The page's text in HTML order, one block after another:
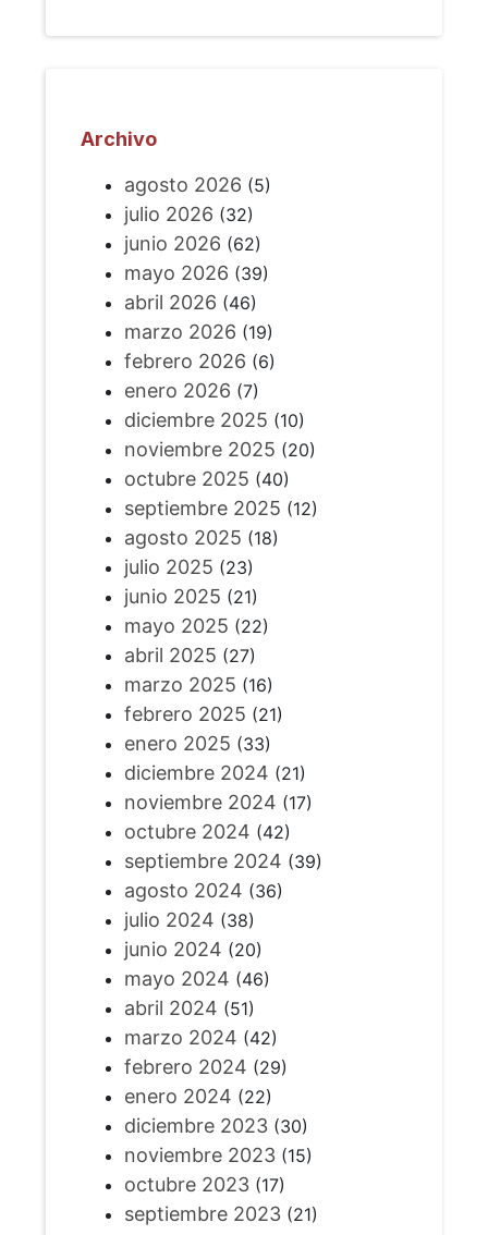
Archivo
agosto 2026 (5)
julio 2026 (32)
junio 2026 (62)
mayo 2026 (39)
abril 2026 (46)
marzo 2026 (19)
febrero 2026 (6)
enero 2026 (7)
diciembre 2025 (10)
noviembre 2025 (20)
octubre 2025 (40)
septiembre 2025 (12)
agosto 2025 (18)
julio 2025 (23)
junio 2025 (21)
mayo 2025 (22)
abril 2025 (27)
marzo 2025 (16)
febrero 2025 (21)
enero 2025 (33)
diciembre 2024 (21)
noviembre 2024 (17)
octubre 2024 (42)
septiembre 2024 (39)
agosto 2024 (36)
julio 2024 (38)
junio 2024 (20)
mayo 2024 (46)
abril 2024 (51)
marzo 2024 (42)
febrero 2024 (29)
enero 2024 (22)
diciembre 2023(30)
noviembre 2023(15)
octubre 2023(17)
septiembre 2023(21)